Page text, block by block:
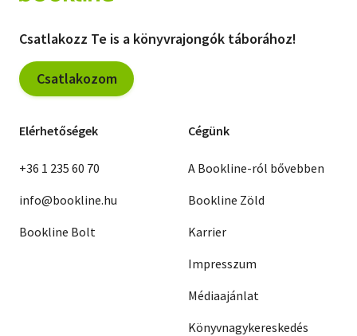
Csatlakozz Te is a könyvrajongók táborához!
Csatlakozom
Elérhetőségek
+36 1 235 60 70
info@bookline.hu
Bookline Bolt
Cégünk
A Bookline-ról bővebben
Bookline Zöld
Karrier
Impresszum
Médiaajánlat
Könyvnagykereskedés